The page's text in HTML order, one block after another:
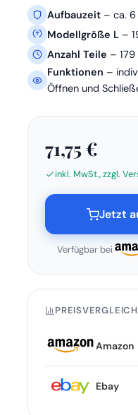
Aufbauzeit – ca.
Modellgröße L –
Anzahl Teile – 179
Funktionen –
Öffnen und
71,75 €
inkl. MwSt., zzgl.
Jetzt
Verfügbar bei
Amazon
Ebay